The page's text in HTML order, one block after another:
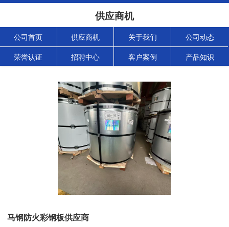
供应商机
公司首页 供应商机 关于我们 公司动态
荣誉认证 招聘中心 客户案例 产品知识
马钢防火彩钢板供应商